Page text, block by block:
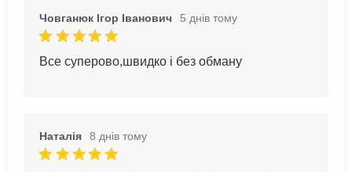
Човганюк Ігор Іванович 5 днів тому
Все суперово,швидко і без обману
Наталія 8 днів тому